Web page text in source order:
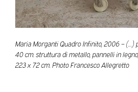
Maria Morganti Quadro Infinito, 2006 – (…)
40 cm. struttura di metallo, pannelli in
223 x 72 cm. Photo Francesco Allegretto